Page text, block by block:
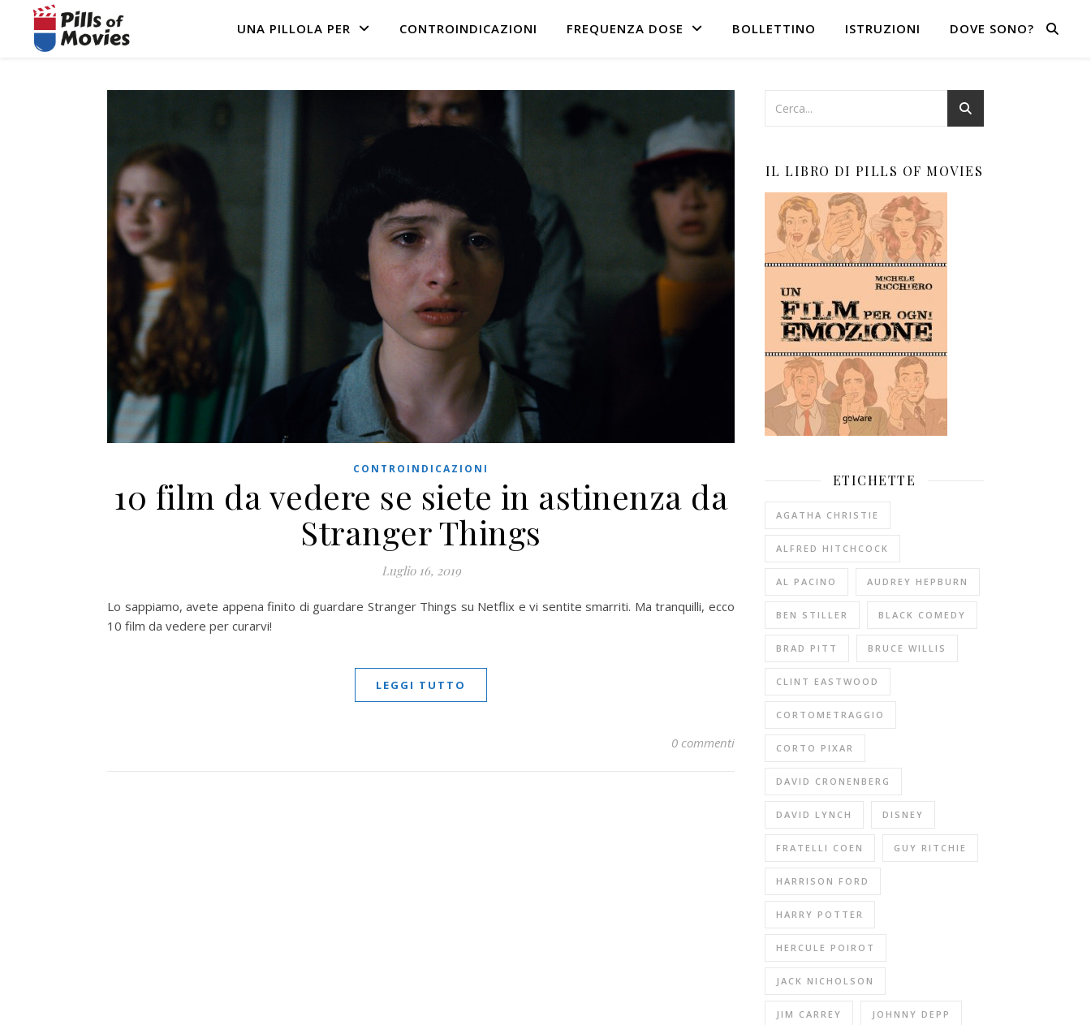
UNA PILLOLA PER CONTROINDICAZIONI FREQUENZA DOSE BOLLETTINO ISTRUZIONI DOVE SONO?
CONTROINDICAZIONI
10 film da vedere se siete in astinenza da
Stranger Things
Luglio 16, 2019
Lo sappiamo, avete appena finito di guardare Stranger Things su Netflix e vi sentite smarriti. Ma tranquilli, ecco
10 film da vedere per curarvi!
LEGGI TUTTO
0 commenti
IL LIBRO DI PILLS OF MOVIES
ETICHETTE
AGATHA CHRISTIE
ALFRED HITCHCOCK
AL PACINO AUDREY HEPBURN
BEN STILLER BLACK COMEDY
BRAD PITT BRUCE WILLIS
CLINT EASTWOOD
CORTOMETRAGGIO
CORTO PIXAR
DAVID CRONENBERG
DAVID LYNCH DISNEY
FRATELLI COEN GUY RITCHIE
HARRISON FORD
HARRY POTTER
HERCULE POIROT
JACK NICHOLSON
JIM CARREY JOHNNY DEPP